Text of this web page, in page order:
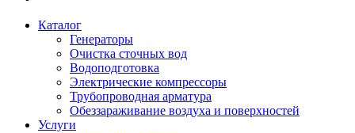
Каталог
Генераторы
Очистка сточных вод
Водоподготовка
Электрические компрессоры
Трубопроводная арматура
Обеззараживание воздуха и поверхностей
Услуги